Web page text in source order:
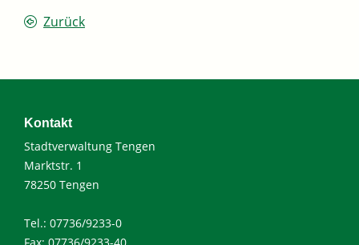
Zurück
Kontakt
Stadtverwaltung Tengen
Marktstr. 1
78250 Tengen
Tel.: 07736/9233-0